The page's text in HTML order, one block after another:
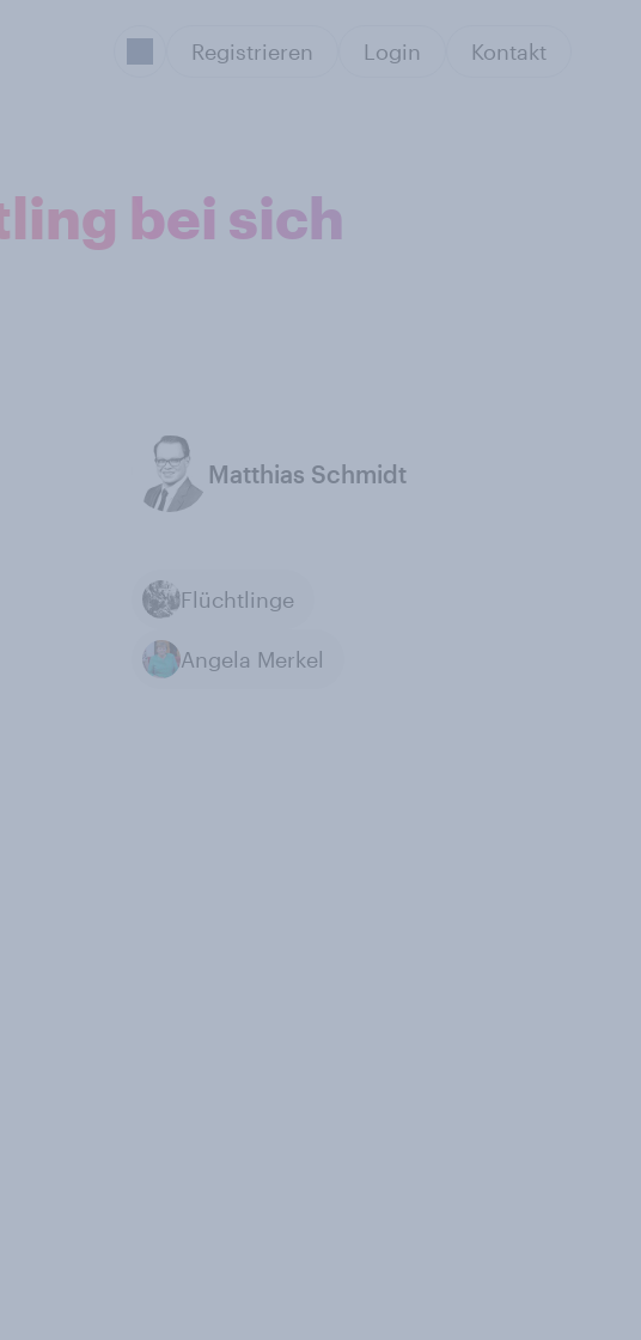
Registrieren Login Kontakt
bei sich
Matthias Schmidt
Flüchtlinge
Angela Merkel